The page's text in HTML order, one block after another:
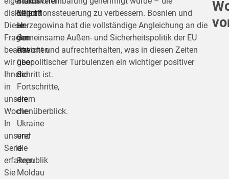
diskutiert?
Diese
Fragen
beantworten
wir
Ihnen
in
unserem
Wochenüberblick.
In
unserer
Serie
erfahren
Sie
Bericht
an
den
Rat
über
die
Fortschritte,
die
die
Ukraine
und
die
Republik
Moldau
Migrationssteuerung zu verbessern. Bosnien und
Herzegowina hat die vollständige Angleichung an die
Gemeinsame Außen- und Sicherheitspolitik der EU
erreicht und aufrechterhalten, was in diesen Zeiten
geopolitischer Turbulenzen ein wichtiger positiver
Schritt ist.